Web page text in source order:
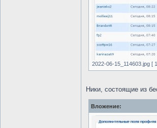
2022-06-15_114603.jpg [
Ники, состоящие из
Вложение: